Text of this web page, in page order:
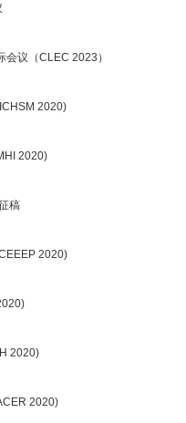
议（CLEC 2023）
2020)
2020)
稿
2020)
2020)
2020)